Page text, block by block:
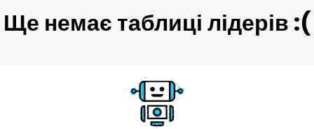
Ще немає таблиці лідерів :(